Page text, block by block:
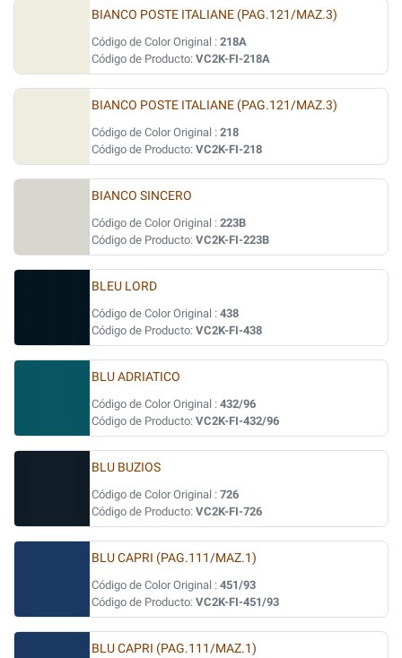
BIANCO POSTE ITALIANE (PAG.121/MAZ.3)
Código de Color Original : 218A
Código de Producto: VC2K-FI-218A
BIANCO POSTE ITALIANE (PAG.121/MAZ.3)
Código de Color Original : 218
Código de Producto: VC2K-FI-218
BIANCO SINCERO
Código de Color Original : 223B
Código de Producto: VC2K-FI-223B
BLEU LORD
Código de Color Original : 438
Código de Producto: VC2K-FI-438
BLU ADRIATICO
Código de Color Original : 432/96
Código de Producto: VC2K-FI-432/96
BLU BUZIOS
Código de Color Original : 726
Código de Producto: VC2K-FI-726
BLU CAPRI (PAG.111/MAZ.1)
Código de Color Original : 451/93
Código de Producto: VC2K-FI-451/93
BLU CAPRI (PAG.111/MAZ.1)